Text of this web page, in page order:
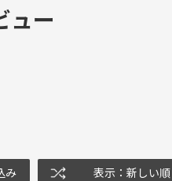
ュー
み 表示：新しい順